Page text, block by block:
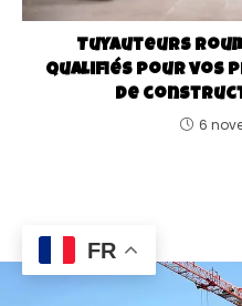
Tuyauteurs
qualifiés pour vos
de
6
FR